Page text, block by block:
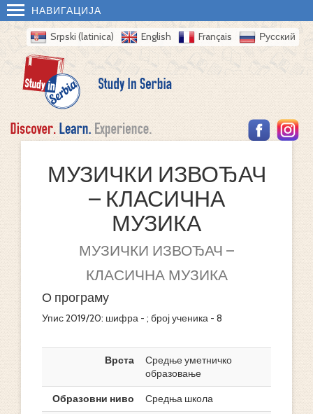
НАВИГАЦИЈА
Srpski (latinica) English Français Русский
МУЗИЧКИ ИЗВОЂАЧ
– КЛАСИЧНА
МУЗИКА
МУЗИЧКИ ИЗВОЂАЧ –
КЛАСИЧНА МУЗИКА
О програму
Упис 2019/20: шифра - ; број ученика - 8
Врста
Средње уметничко
образовање
Образовни ниво
Средња школа